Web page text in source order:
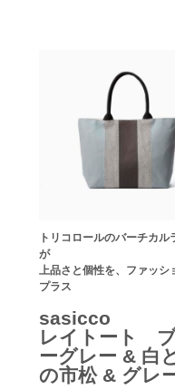
トリコロールのバーチカル
が
上品さと個性を、ファッシ
プラス
sasicco
レイトート
ーグレー & 白
の市松 & グレ